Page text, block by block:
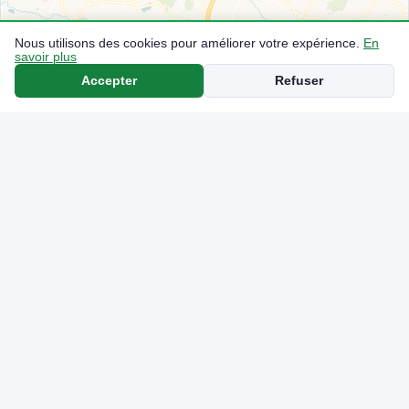
Nous utilisons des cookies pour améliorer votre expérience.
En
savoir plus
Accepter Refuser